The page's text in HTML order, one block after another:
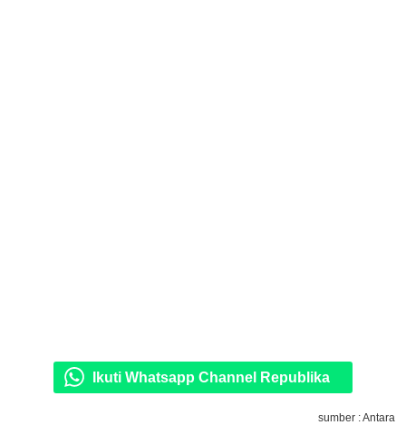
Ikuti Whatsapp Channel Republika
sumber : Antara